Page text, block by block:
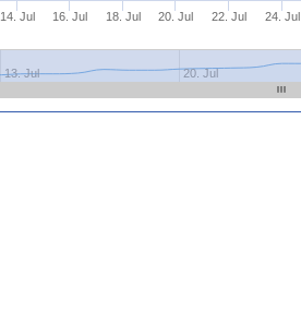
14. Jul 16. Jul 18. Jul 20. Jul 22. Jul 24. Jul
13. Jul 20. Jul